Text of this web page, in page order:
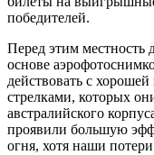
победителей.
Перед этим местность
основе
действовать с
стрелками, которых
австралийского
проявили большую
огня, хотя наши